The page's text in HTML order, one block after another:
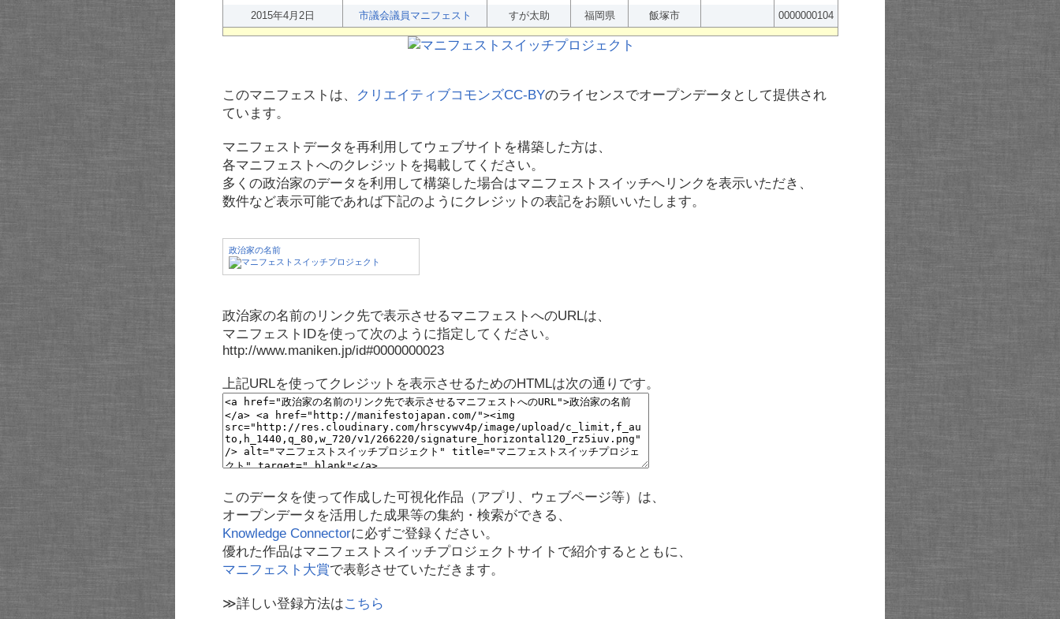
2015年4月2日
市議会議員マニフェスト すが太助 福岡県 飯塚市 0000000104
このマニフェストは、 クリエイティブコモンズCC-BYのライセンスでオープンデータとして提供され
ています。
マニフェストデータを再利用してウェブサイトを構築した方は、
各マニフェストへのクレジットを掲載してください。
多くの政治家のデータを利用して構築した場合はマニフェストスイッチへリンクを表示いただき、
数件など表示可能であれば下記のようにクレジットの表記をお願いいたします。
政治家の名前
政治家の名前のリンク先で表示させるマニフェストへのURLは、
マニフェストIDを使って次のように指定してください。
http://www.maniken.jp/id#0000000023
上記URLを使ってクレジットを表示させるためのHTMLは次の通りです。
このデータを使って作成した可視化作品（アプリ、ウェブページ等）は、
オープンデータを活用した成果等の集約・検索ができる、
Knowledge Connectorに必ずご登録ください。
優れた作品はマニフェストスイッチプロジェクトサイトで紹介するとともに、
マニフェスト大賞で表彰させていただきます。
≫詳しい登録方法はこちら